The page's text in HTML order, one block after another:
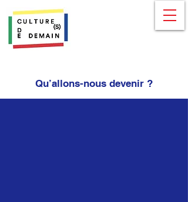
Qu’allons-nous devenir ?